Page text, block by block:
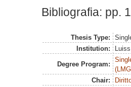
Bibliografia: pp.
Thesis Type:
Institution:
Degree Program:
Chair: